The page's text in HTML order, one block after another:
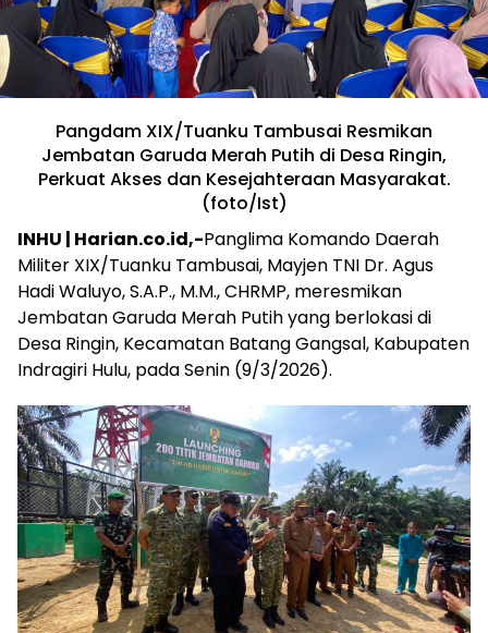
Pangdam XIX/Tuanku Tambusai Resmikan
Jembatan Garuda Merah Putih di Desa Ringin,
Perkuat Akses dan Kesejahteraan Masyarakat.
(foto/Ist)
INHU | Harian.co.id,-Panglima Komando Daerah
Militer XIX/Tuanku Tambusai, Mayjen TNI Dr. Agus
Hadi Waluyo, S.A.P., M.M., CHRMP, meresmikan
Jembatan Garuda Merah Putih yang berlokasi di
Desa Ringin, Kecamatan Batang Gangsal, Kabupaten
Indragiri Hulu, pada Senin (9/3/2026).